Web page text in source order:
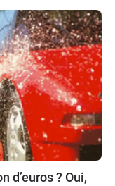
d’euros ? Oui,